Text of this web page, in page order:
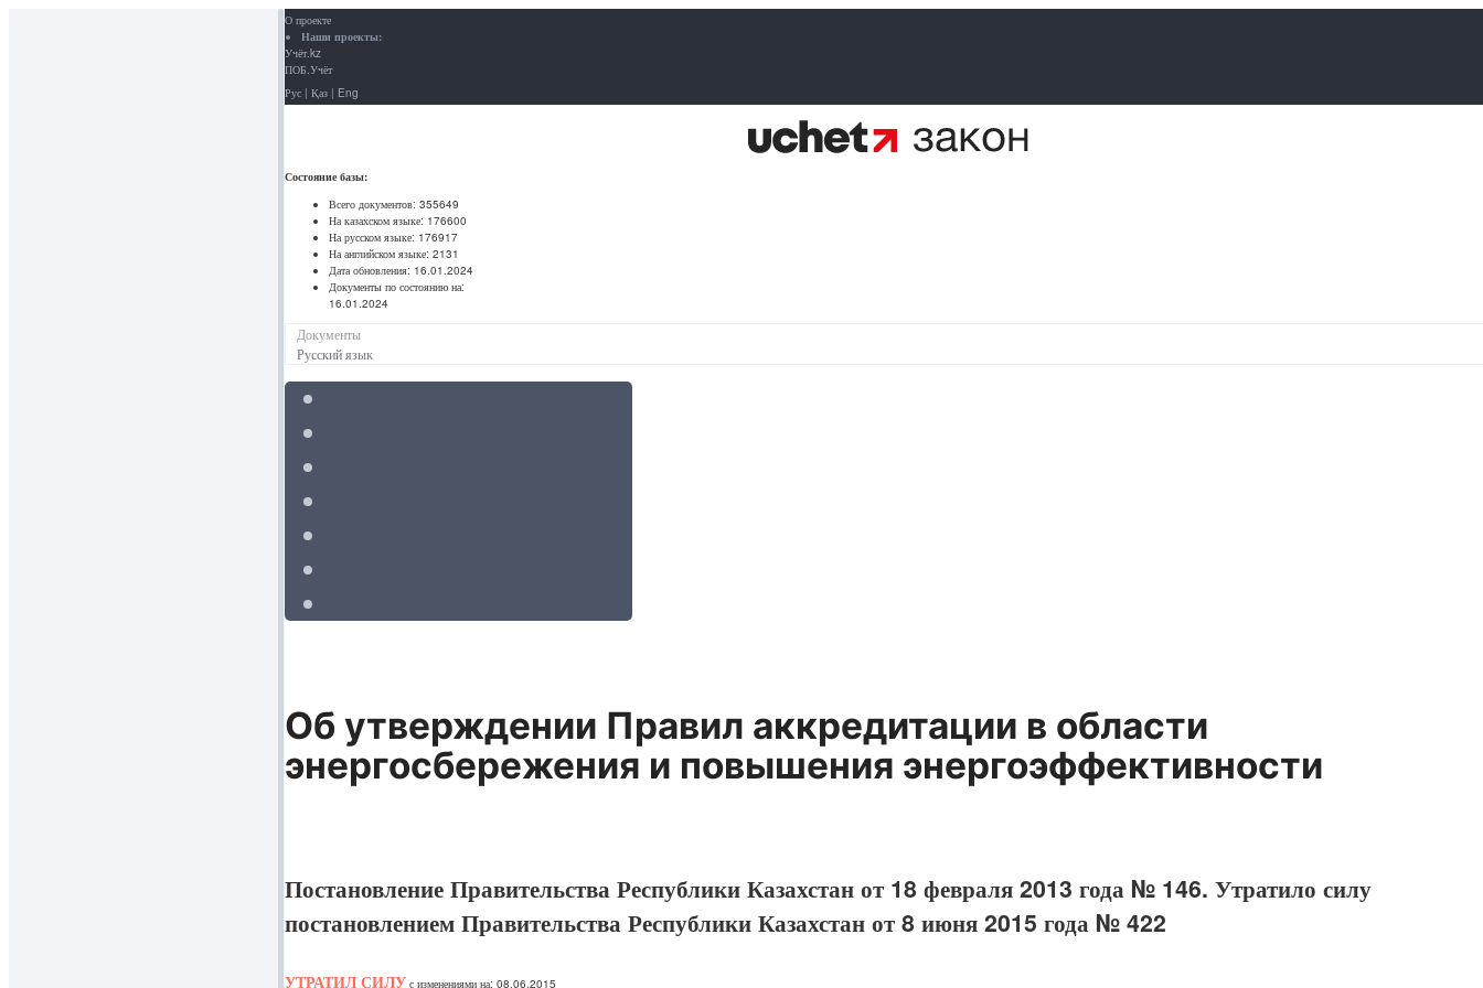
О проекте
Наши проекты:
Учёт.kz
ПОБ.Учёт
Рус | Қаз | Eng
Состояние базы:
Всего документов: 355649
На казахском языке: 176600
На русском языке: 176917
На английском языке: 2131
Дата обновления: 16.01.2024
Документы по состоянию на:
16.01.2024
Документы
Русский язык
Об утверждении Правил аккредитации в области
энергосбережения и повышения энергоэффективности
Постановление Правительства Республики Казахстан от 18 февраля 2013 года № 146. Утратило силу
постановлением Правительства Республики Казахстан от 8 июня 2015 года № 422
УТРАТИЛ СИЛУ с изменениями на: 08.06.2015